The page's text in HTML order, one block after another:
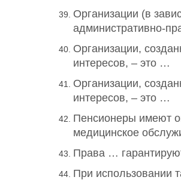
Организации (в
административно-
Организации,
интересов, – это …
Организации,
интересов, – это …
Пенсионеры имеют
медицинское
Права …
При использовании